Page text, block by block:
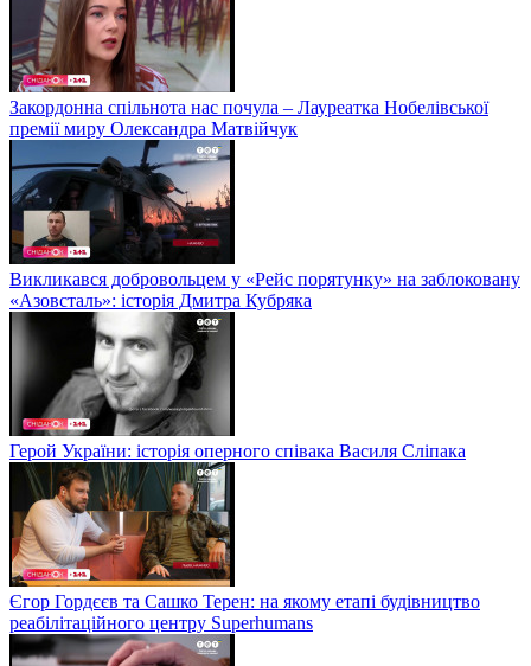
Закордонна спільнота нас почула – Лауреатка Нобелівської
премії миру Олександра Матвійчук
Викликався добровольцем у «Рейс порятунку» на заблоковану
«Азовсталь»: історія Дмитра Кубряка
Герой України: історія оперного співака Василя Сліпака
Єгор Гордєєв та Сашко Терен: на якому етапі будівництво
реабілітаційного центру Superhumans